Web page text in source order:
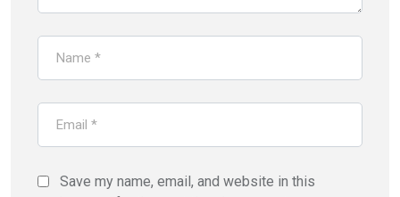
Save my name, email, and website in this